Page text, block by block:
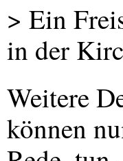
> Ein
in der
Weitere
können